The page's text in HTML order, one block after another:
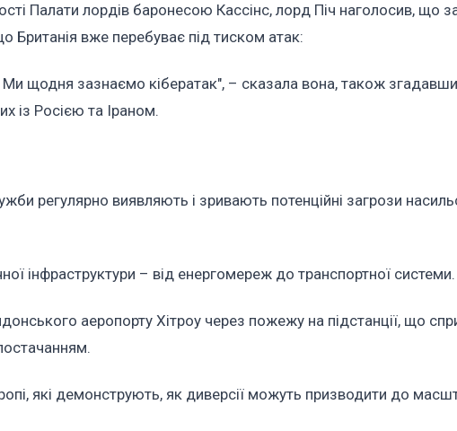
Палати лордів баронесою Кассінс, лорд Піч наголосив, що
Британія вже перебуває під тиском атак:
щодня зазнаємо кібератак", – сказала вона, також
із Росією та Іраном.
регулярно виявляють і зривають потенційні загрози
інфраструктури – від енергомереж до транспортної системи.
аеропорту Хітроу через пожежу на підстанції, що
які демонструють, як диверсії можуть призводити до